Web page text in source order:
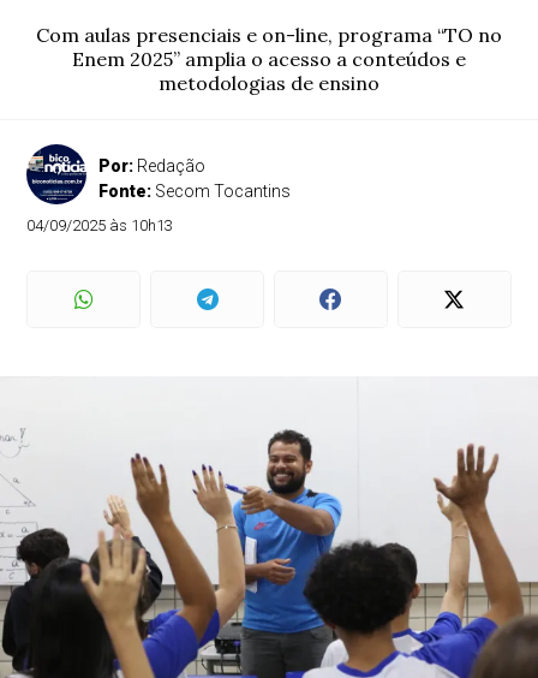
Com aulas presenciais e on-line, programa “TO no
Enem 2025” amplia o acesso a conteúdos e
metodologias de ensino
Por: Redação
Fonte: Secom Tocantins
04/09/2025 às 10h13